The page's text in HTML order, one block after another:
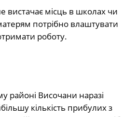
вистачає місць в школах чи
потрібно влаштувати
роботу.
районі Височани наразі
кількість прибулих з